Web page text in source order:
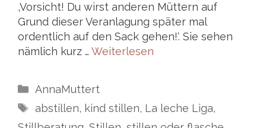
‚Vorsicht! Du wirst anderen Müttern auf
Grund dieser Veranlagung später mal
ordentlich auf den Sack gehen!‘. Sie sehen
nämlich kurz … Weiterlesen
Kategorien
AnnaMuttert
Schlagwörter
abstillen, kind stillen, La leche Liga,